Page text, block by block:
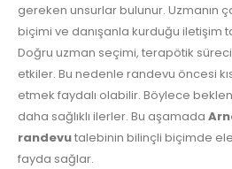
gereken unsurlar bulunur. Uzmanın
biçimi ve danışanla kurduğu iletişim
Doğru uzman seçimi, terapötik
etkiler. Bu nedenle randevu öncesi
etmek faydalı olabilir. Böylece
daha sağlıklı ilerler. Bu aşamada
randevutalebinin bilinçli biçimde ele
fayda sağlar.